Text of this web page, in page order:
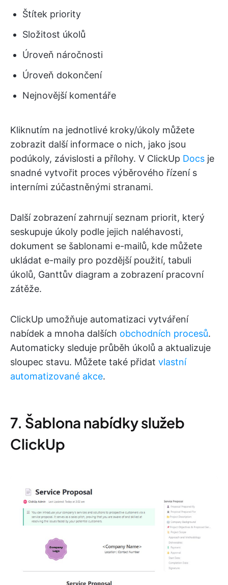
Štítek priority
Složitost úkolů
Úroveň náročnosti
Úroveň dokončení
Nejnovější komentáře
Kliknutím na jednotlivé kroky/úkoly můžete
zobrazit další informace o nich, jako jsou
podúkoly, závislosti a přílohy. V ClickUp Docs je
snadné vytvořit proces výběrového řízení s
interními zúčastněnými stranami.
Další zobrazení zahrnují seznam priorit, který
seskupuje úkoly podle jejich naléhavosti,
dokument se šablonami e-mailů, kde můžete
ukládat e-maily pro pozdější použití, tabuli
úkolů, Ganttův diagram a zobrazení pracovní
zátěže.
ClickUp umožňuje automatizaci vytváření
nabídek a mnoha dalších obchodních procesů.
Automaticky sleduje průběh úkolů a aktualizuje
sloupec stavu. Můžete také přidat vlastní
automatizované akce.
7. Šablona nabídky služeb
ClickUp